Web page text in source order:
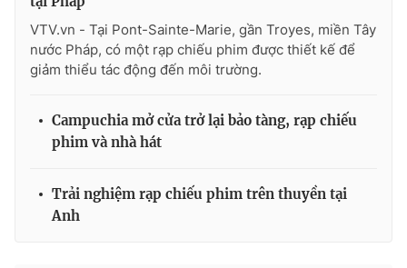
VTV.vn - Tại Pont-Sainte-Marie, gần Troyes, miền Tây
nước Pháp, có một rạp chiếu phim được thiết kế để
giảm thiểu tác động đến môi trường.
Campuchia mở cửa trở lại bảo tàng, rạp chiếu
phim và nhà hát
Trải nghiệm rạp chiếu phim trên thuyền tại
Anh